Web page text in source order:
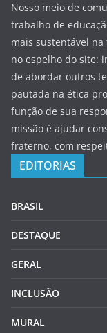
Nosso meio de
trabalho de
mais sustentável
no espelho do site:
de abordar outros
pautada na ética
função de sua
missão é ajudar
fraterno, com
EDITORIAS
BRASIL
DESTAQUE
GERAL
INCLUSÃO
MURAL